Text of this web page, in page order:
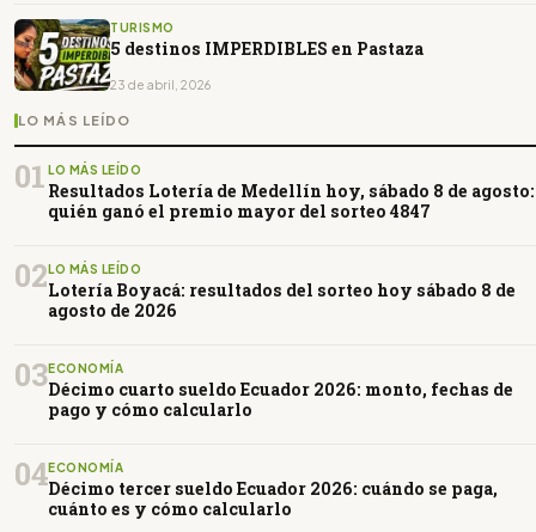
TURISMO
5 destinos IMPERDIBLES en Pastaza
23 de abril, 2026
LO MÁS LEÍDO
01 LO MÁS LEÍDO
Resultados Lotería de Medellín hoy, sábado 8 de agosto:
quién ganó el premio mayor del sorteo 4847
02 LO MÁS LEÍDO
Lotería Boyacá: resultados del sorteo hoy sábado 8 de
agosto de 2026
03ECONOMÍA
Décimo cuarto sueldo Ecuador 2026: monto, fechas de
pago y cómo calcularlo
04ECONOMÍA
Décimo tercer sueldo Ecuador 2026: cuándo se paga,
cuánto es y cómo calcularlo